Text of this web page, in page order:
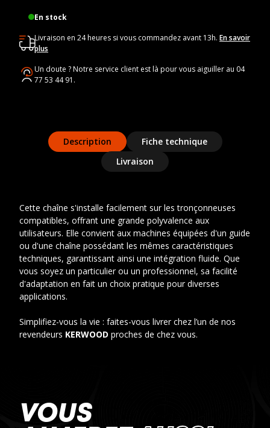
sur la performance. Cet équipement représente un
excellent investissement pour les amateurs de bricolage ou
les professionnels.
Caractéristiques techniques :
Profil: carré
Matériau: alliage d'acier et de nickel
En stock
Livraison en 24 heures si vous commandez avant 13h. En savoir
plus
Un doute ? Notre service client est là pour vous aiguiller au 04
77 53 44 91.
Description
Fiche technique
Livraison
Cette chaîne s'installe facilement sur les tronçonneuses
compatibles, offrant une grande polyvalence aux
utilisateurs. Elle convient aux machines équipées d'un guide
ou d'une chaîne possédant les mêmes caractéristiques
techniques, garantissant ainsi une intégration fluide. Que
vous soyez un particulier ou un professionnel, sa facilité
d'adaptation en fait un choix pratique pour diverses
applications.
Simplifiez-vous la vie : faites-vous livrer chez l’un de nos
revendeurs KERWOOD proches de chez vous.
VOUS